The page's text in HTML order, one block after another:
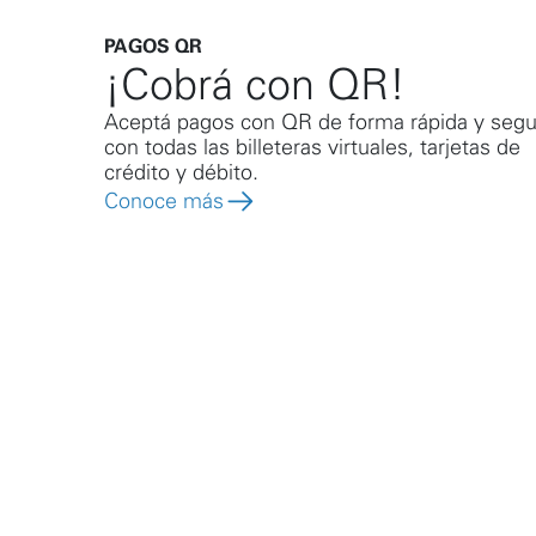
PAGOS QR
¡Cobrá con QR!
Aceptá pagos con QR de forma rápida y
con todas las billeteras virtuales, tarjetas de
crédito y débito.
Conoce más